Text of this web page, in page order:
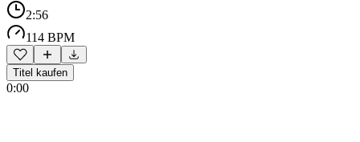
2:56
114 BPM
Titel kaufen
0:00